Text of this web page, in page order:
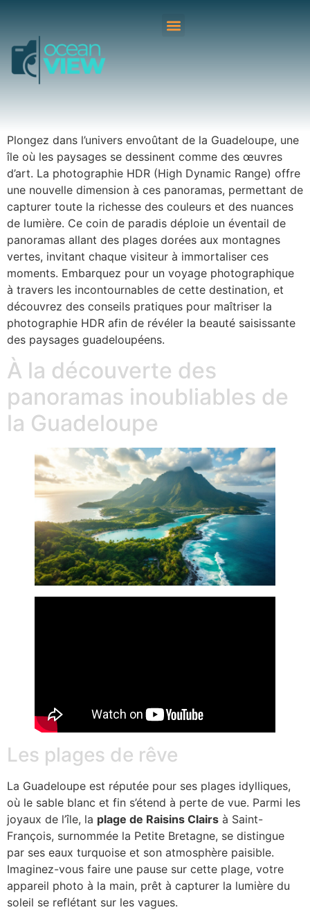
Plongez dans l’univers envoûtant de la Guadeloupe, une
île où les paysages se dessinent comme des œuvres
d’art. La photographie HDR (High Dynamic Range) offre
une nouvelle dimension à ces panoramas, permettant de
capturer toute la richesse des couleurs et des nuances
de lumière. Ce coin de paradis déploie un éventail de
panoramas allant des plages dorées aux montagnes
vertes, invitant chaque visiteur à immortaliser ces
moments. Embarquez pour un voyage photographique
à travers les incontournables de cette destination, et
découvrez des conseils pratiques pour maîtriser la
photographie HDR afin de révéler la beauté saisissante
des paysages guadeloupéens.
À la découverte des
panoramas inoubliables de
la Guadeloupe
Les plages de rêve
La Guadeloupe est réputée pour ses plages idylliques,
où le sable blanc et fin s’étend à perte de vue. Parmi les
joyaux de l’île, la plage de Raisins Clairs à Saint-
François, surnommée la Petite Bretagne, se distingue
par ses eaux turquoise et son atmosphère paisible.
Imaginez-vous faire une pause sur cette plage, votre
appareil photo à la main, prêt à capturer la lumière du
soleil se reflétant sur les vagues.